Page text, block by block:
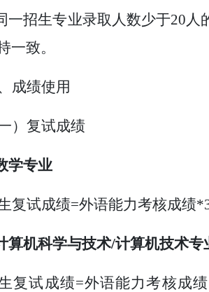
一招生专业录取人数少于20
一致。
成绩使用
一）复试成绩
学专业
复试成绩=外语能力考核成绩
算机科学与技术/计算机技术专
复试成绩=外语能力考核成